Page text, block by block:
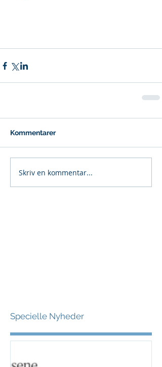
Kommentarer
Skriv en kommentar...
Specielle Nyheder